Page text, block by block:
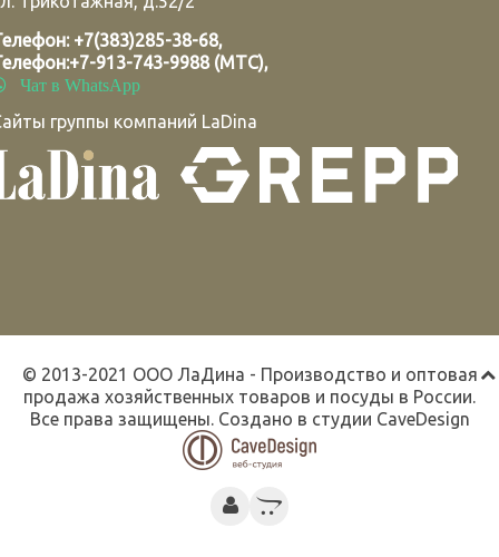
+7(383)285-38-68,
+7-913-743-9988 (МТС),
Чат в WhatsApp
группы компаний LaDina
© 2013-2021 ООО ЛаДина - Производство и оптовая
продажа хозяйственных товаров и посуды в России.
Все права защищены. Создано в студии CaveDesign